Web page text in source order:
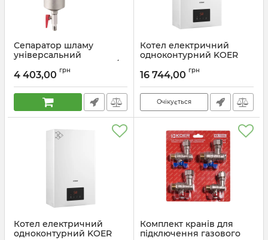
Сепаратор шламу
універсальний
магнітний з кранами 3/4"
Koer KR.1272 (KR3123)
Артикул: KR3123
4 403,00 грн
Котел електричний
одноконтурний KOER
колір білий (KR5558)
Артикул: KR5558
16 744,00 грн
Очікується
Котел електричний
одноконтурний KOER
Комплект кранів для
підключення газового